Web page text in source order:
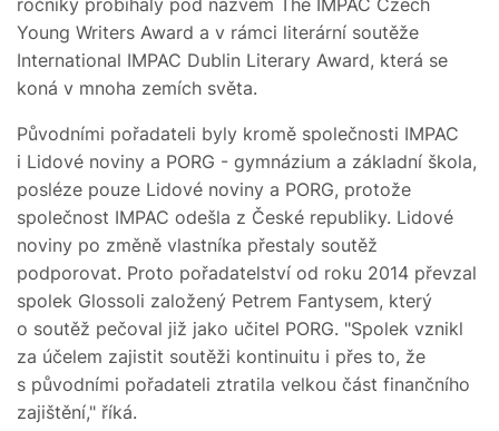
Young Writers Award a v rámci literární soutěže
International IMPAC Dublin Literary Award, která se
koná v mnoha zemích světa.
Původními pořadateli byly kromě společnosti IMPAC
i Lidové noviny a PORG - gymnázium a základní škola,
posléze pouze Lidové noviny a PORG, protože
společnost IMPAC odešla z České republiky. Lidové
noviny po změně vlastníka přestaly soutěž
podporovat. Proto pořadatelství od roku 2014 převzal
spolek Glossoli založený Petrem Fantysem, který
o soutěž pečoval již jako učitel PORG. "Spolek vznikl
za účelem zajistit soutěži kontinuitu i přes to, že
s původními pořadateli ztratila velkou část finančního
zajištění," říká.